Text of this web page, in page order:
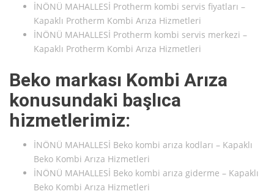
İNÖNÜ MAHALLESİ Protherm kombi servis fiyatları –
Kapaklı Protherm Kombi Arıza Hizmetleri
İNÖNÜ MAHALLESİ Protherm kombi servis merkezi –
Kapaklı Protherm Kombi Arıza Hizmetleri
Beko markası Kombi Arıza
konusundaki başlıca
hizmetlerimiz:
İNÖNÜ MAHALLESİ Beko kombi arıza kodları – Kapaklı
Beko Kombi Arıza Hizmetleri
İNÖNÜ MAHALLESİ Beko kombi arıza giderme – Kapaklı
Beko Kombi Arıza Hizmetleri